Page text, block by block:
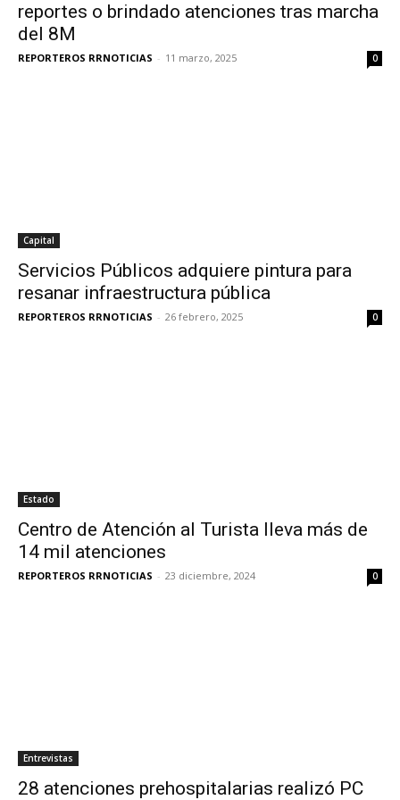
reportes o brindado atenciones tras marcha
del 8M
REPORTEROS RRNOTICIAS - 11 marzo, 2025 0
Capital
Servicios Públicos adquiere pintura para
resanar infraestructura pública
REPORTEROS RRNOTICIAS - 26 febrero, 2025 0
Estado
Centro de Atención al Turista lleva más de
14 mil atenciones
REPORTEROS RRNOTICIAS - 23 diciembre, 2024 0
Entrevistas
28 atenciones prehospitalarias realizó PC